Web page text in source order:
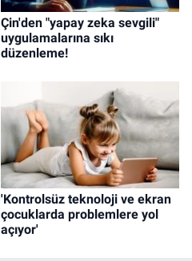
Çin'den "yapay zeka sevgili"
uygulamalarına sıkı
düzenleme!
'Kontrolsüz teknoloji ve ekran
çocuklarda problemlere yol
açıyor'